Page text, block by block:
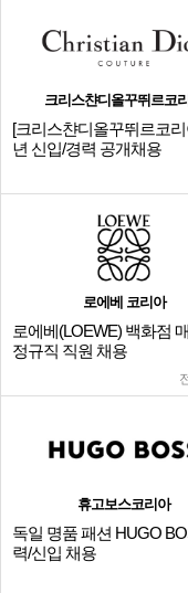
크리스챤디올꾸뛰르코
[크리스챤디올꾸뛰르코리
년 신입/경력 공개채용
로에베 코리아
로에베(LOEWE) 백화점
정규직 직원 채용
휴고보스코리아
독일 명품 패션 HUGO
력/신입 채용